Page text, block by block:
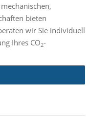
bieten
wir Sie individuell
Ihres CO2-